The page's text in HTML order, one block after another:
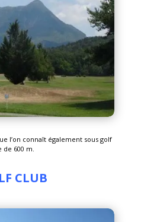
l’on connaît également sous golf
600 m.
CLUB